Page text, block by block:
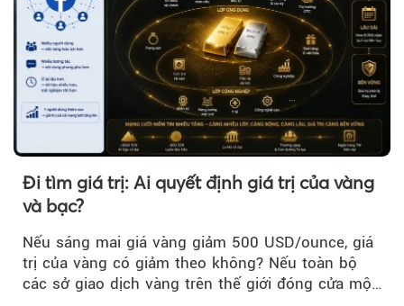
Đi tìm giá trị: Ai quyết định giá trị của vàng
và bạc?
Nếu sáng mai giá vàng giảm 500 USD/ounce, giá
trị của vàng có giảm theo không? Nếu toàn bộ
các sở giao dịch vàng trên thế giới đóng cửa một